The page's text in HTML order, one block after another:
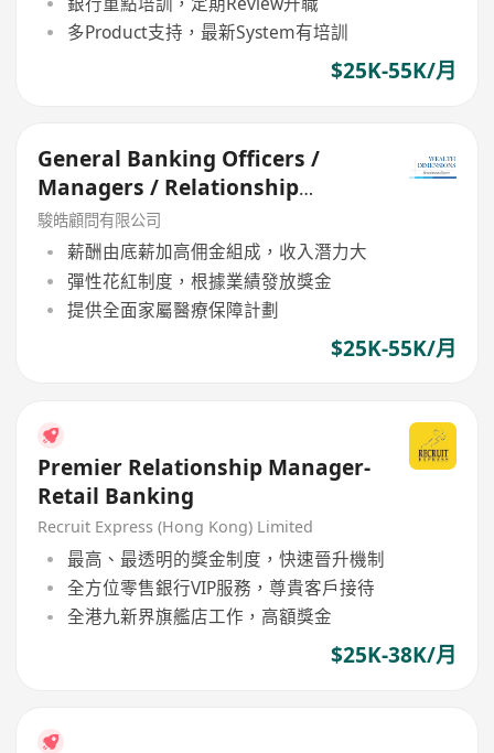
多Product支持，最新System有培訓
$25K-55K/月
General Banking Officers /
Managers / Relationship
Managers 銀行客戶經理
駿皓顧問有限公司
薪酬由底薪加高佣金組成，收入潛力大
彈性花紅制度，根據業績發放獎金
提供全面家屬醫療保障計劃
$25K-55K/月
Premier Relationship Manager-
Retail Banking
Recruit Express (Hong Kong) Limited
最高、最透明的獎金制度，快速晉升機制
全方位零售銀行VIP服務，尊貴客戶接待
全港九新界旗艦店工作，高額獎金
$25K-38K/月